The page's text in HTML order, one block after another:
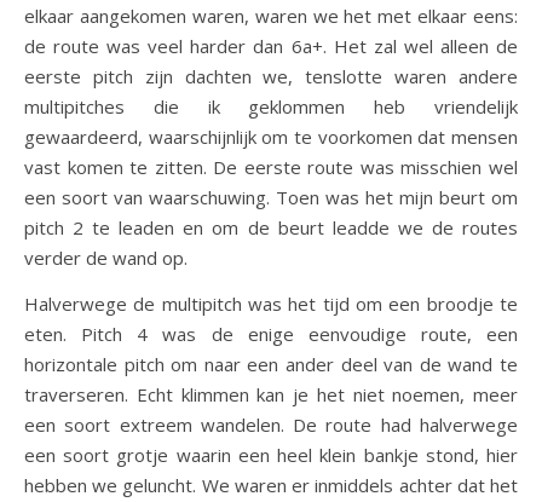
elkaar aangekomen waren, waren we het met elkaar eens:
de route was veel harder dan 6a+. Het zal wel alleen de
eerste pitch zijn dachten we, tenslotte waren andere
multipitches die ik geklommen heb vriendelijk
gewaardeerd, waarschijnlijk om te voorkomen dat mensen
vast komen te zitten. De eerste route was misschien wel
een soort van waarschuwing. Toen was het mijn beurt om
pitch 2 te leaden en om de beurt leadde we de routes
verder de wand op.
Halverwege de multipitch was het tijd om een broodje te
eten. Pitch 4 was de enige eenvoudige route, een
horizontale pitch om naar een ander deel van de wand te
traverseren. Echt klimmen kan je het niet noemen, meer
een soort extreem wandelen. De route had halverwege
een soort grotje waarin een heel klein bankje stond, hier
hebben we geluncht. We waren er inmiddels achter dat het